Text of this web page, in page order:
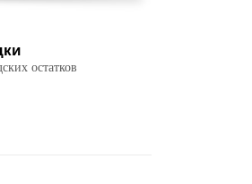
остатков